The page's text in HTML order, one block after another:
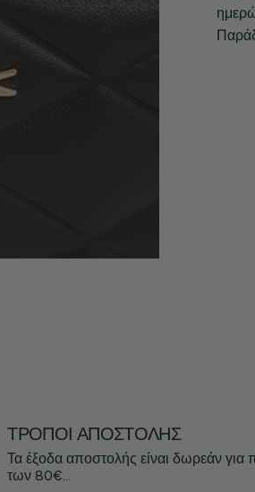
ΤΡΌΠΟΙ ΑΠΟΣΤΟΛΉΣ
Τα έξοδα αποστολής είναι δωρεάν για
των 80€...